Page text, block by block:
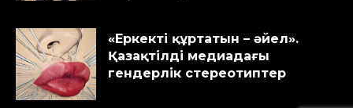
«Еркекті құртатын – әйел».
Қазақтілді медиадағы
гендерлік стереотиптер